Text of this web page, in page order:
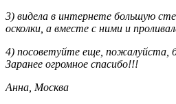
3) видела в интернете большую
осколки, а вместе с ними и
4) посоветуйте еще, пожалуйста,
Заранее огромное спасибо!!!
Анна, Москва